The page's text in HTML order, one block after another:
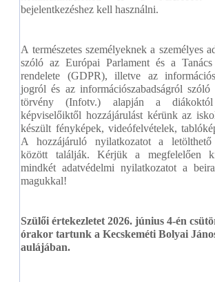
bejelentkezéshez kell használni.
A természetes személyeknek a személyes
szóló az Európai Parlament és a
rendelete (GDPR), illetve az
jogról és az információszabadságról
törvény (Infotv.) alapján a
képviselőiktől hozzájárulást kérünk az
készült fényképek, videófelvételek,
A hozzájáruló nyilatkozatot a letölthető
között találják. Kérjük a megfelelően
mindkét adatvédelmi nyilatkozatot a
magukkal!
Szülői értekezletet 2026. június 4-én
órakor tartunk a Kecskeméti Bolyai
aulájában.